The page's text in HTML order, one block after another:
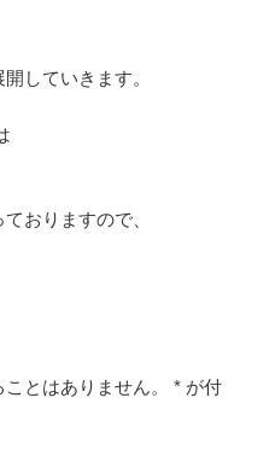
していきます。
おりますので、
とはありません。 * が付